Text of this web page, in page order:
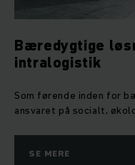
Bæredygtige
intralogistik
Som førende inden for
ansvaret på socialt,
SE MERE